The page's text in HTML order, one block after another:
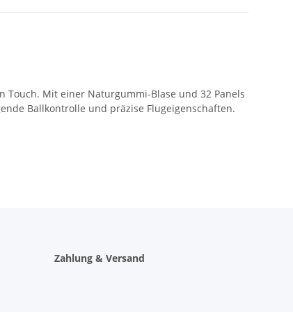
Touch. Mit einer Naturgummi-Blase und 32 Panels
Ballkontrolle und präzise Flugeigenschaften.
Zahlung & Versand